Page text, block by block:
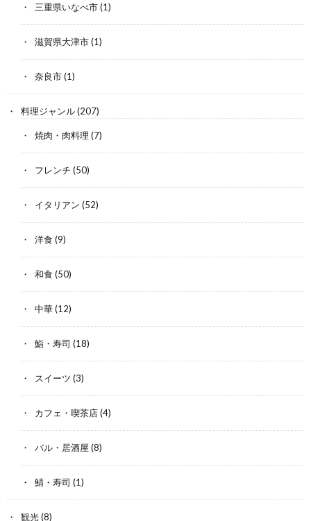
三重県いなべ市(1)
滋賀県大津市(1)
奈良市(1)
料理ジャンル(207)
焼肉・肉料理 (7)
フレンチ (50)
イタリアン (52)
洋食 (9)
和食 (50)
中華(12)
鮨・寿司 (18)
スイーツ (3)
カフェ・喫茶店(4)
バル・居酒屋 (8)
鯖・寿司 (1)
観光(8)